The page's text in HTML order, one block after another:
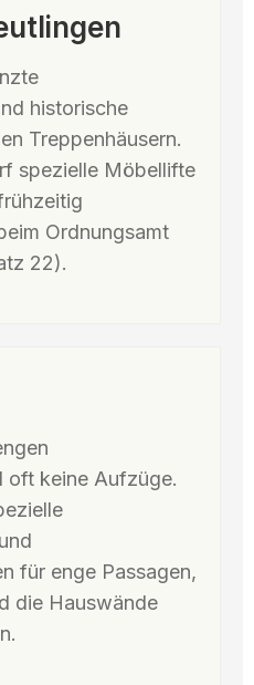
historische
Treppenhäusern.
spezielle Möbellifte
Ordnungsamt
22).
oft keine Aufzüge.
für enge Passagen,
die Hauswände